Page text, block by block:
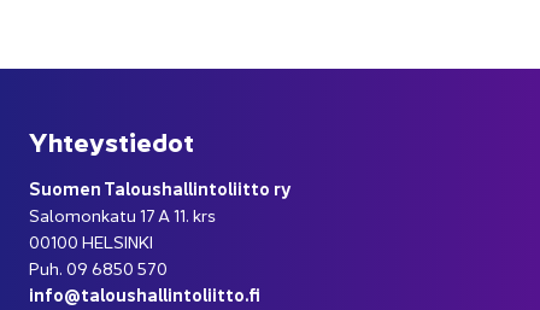
Yh­teys­tie­dot
Suo­men Ta­lous­hal­lin­to­liit­to ry
Sa­lo­mon­ka­tu 17 A 11. krs
00100 HEL­SIN­KI
Puh. 09 6850 570
info@ta­lous­hal­lin­to­liit­to.fi